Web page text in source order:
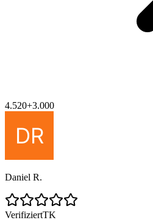
4.520+3.000
Daniel R.
VerifiziertTK